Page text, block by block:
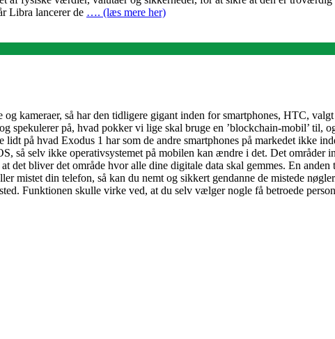
Libra lancerer de …. (læs mere her)
kameraer, så har den tidligere gigant inden for smartphones, HTC, valgt
spekulerer på, hvad pokker vi lige skal bruge en ’blockchain-mobil’ til,
på hvad Exodus 1 har som de andre smartphones på markedet ikke
så selv ikke operativsystemet på mobilen kan ændre i det. Det områder
bliver det område hvor alle dine digitale data skal gemmes. En
mistet din telefon, så kan du nemt og sikkert gendanne de mistede
Funktionen skulle virke ved, at du selv vælger nogle få betroede